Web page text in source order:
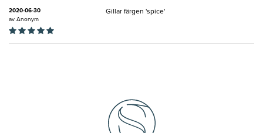
2020-06-30
av Anonym
Gillar färgen 'spice'